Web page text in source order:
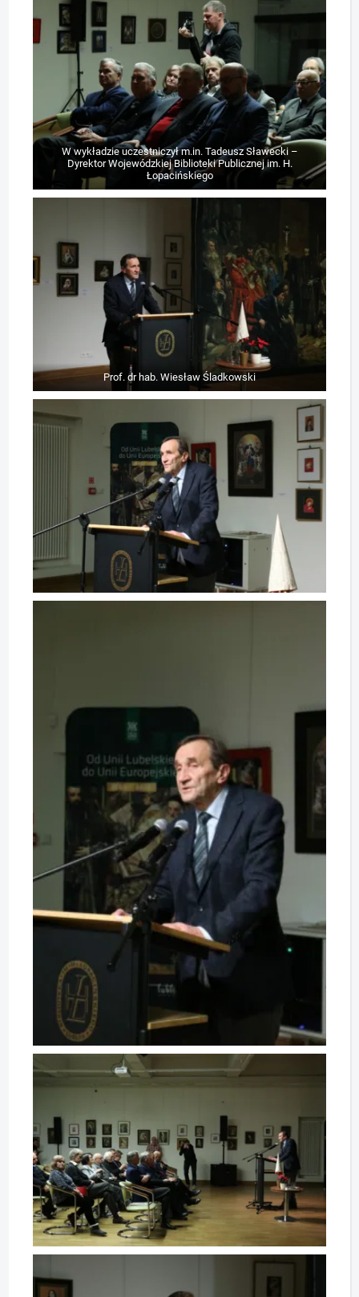
W wykładzie uczestniczył m.in. Tadeusz Sławecki –
Dyrektor Wojewódzkiej Biblioteki Publicznej im. H.
Łopacińskiego
Prof. dr hab. Wiesław Śladkowski